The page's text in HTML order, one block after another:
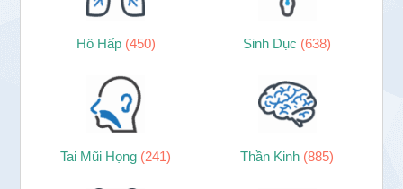
Hô Hấp (450) Sinh Dục (638)
Tai Mũi Họng (241) Thần Kinh (885)